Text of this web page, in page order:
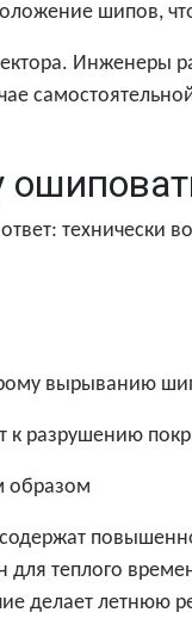
шипов,
Инженеры
технически
вырыванию
к разрушению
образом
теплого
делает летнюю